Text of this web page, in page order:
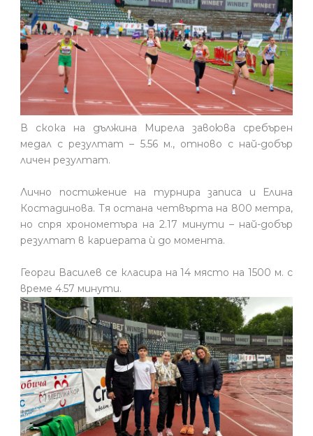
В скока на дължина Мирела завоюва сребърен
медал с резултат – 5.56 м., отново с най-добър
личен резултат.
Лично постижение на турнира записа и Елина
Костадинова. Тя остана четвърта на 800 метра,
но спря хронометъра на 2.17 минути – най-добър
резултат в кариерата ѝ до момента.
Георги Василев се класира на 14 място на 1500 м. с
време 4.57 минути.